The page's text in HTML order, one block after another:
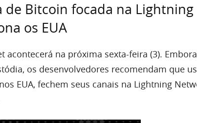
de Bitcoin focada na Lightning
os EUA
acontecerá na próxima sexta-feira (3).
os desenvolvedores recomendam que
EUA, fechem seus canais na Lightning